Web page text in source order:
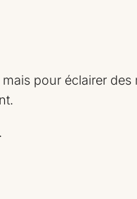
pour éclairer